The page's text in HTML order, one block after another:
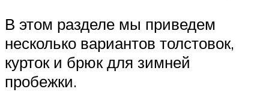
В этом разделе мы приведем
несколько вариантов толстовок,
курток и брюк для зимней
пробежки.